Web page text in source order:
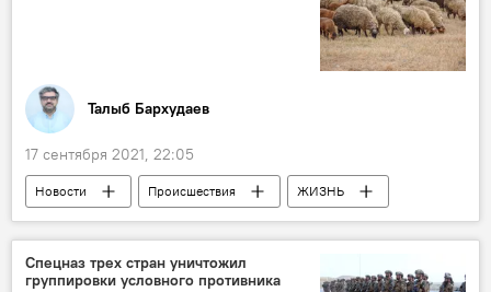
Талыб Бархудаев
17 сентября 2021, 22:05
Новости Происшествия
ЖИЗНЬ
Азербайджан
Шамахы Скот
Спецназ трех стран уничтожил
группировки условного противника